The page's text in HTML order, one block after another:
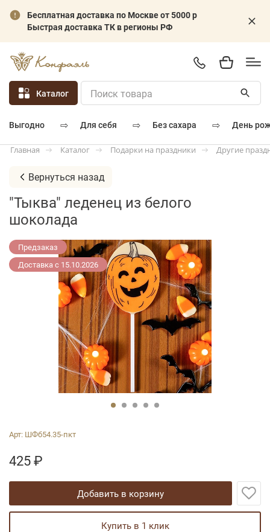
Бесплатная доставка по Москве от 5000 р
Быстрая доставка ТК в регионы РФ
Каталог
выгодно ⇨ для себя ⇨ без сахара ⇨ день
Главная Каталог Подарки на праздники Другие
Вернуться назад
"Тыква" леденец из белого
шоколада
Предзаказ
Доставка с 15.10.2026
Арт: ШФб54.35-пкт
425₽
добавить в корзину
купить в 1 клик